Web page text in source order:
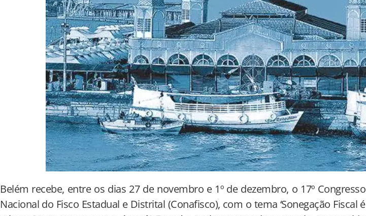
Belém recebe, entre os dias 27 de novembro e 1º de dezembro, o 17º Congresso
Nacional do Fisco Estadual e Distrital (Conafisco), com o tema ‘Sonegação Fiscal é